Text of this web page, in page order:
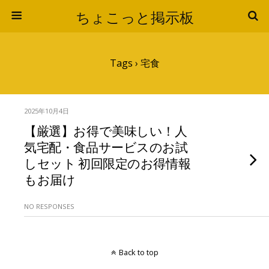
ちょこっと掲示板
Tags › 宅食
2025年10月4日
【厳選】お得で美味しい！人
気宅配・食品サービスのお試
しセット 初回限定のお得情報
もお届け
NO RESPONSES
Back to top